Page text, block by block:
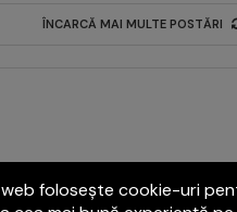
ÎNCARCĂ MAI MULTE POSTĂRI
folosește cookie-uri